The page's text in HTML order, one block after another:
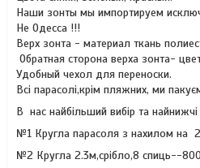
Наши зонты мы импортируем
Не Одесса !!!
Верх зонта - материал ткань
Обратная сторона верха зонта-
Удобный чехол для переноски.
Всі парасолі,крім пляжних, ми
В нас найбільший вибір та найнижчі
№1 Кругла парасоля з нахилом на
№2 Кругла 2.3м,срібло,8 спиць--